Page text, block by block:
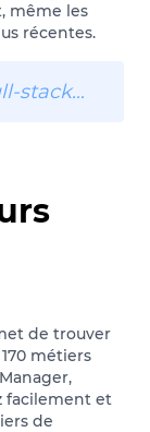
même les
récentes.
stack…
de trouver
métiers
facilement et
de